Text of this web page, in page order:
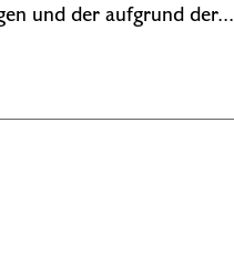
und der aufgrund der...